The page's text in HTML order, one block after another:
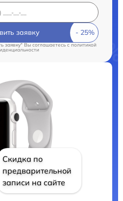
заявку
заявку" Вы соглашаетесь cполитикой
Скидка по
предварительной
записи на сайте